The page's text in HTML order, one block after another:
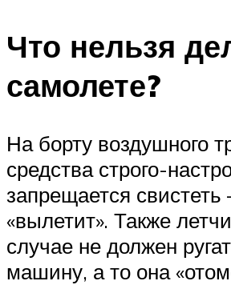
Что нельзя
самолете?
На борту воздушного
средства строго-
запрещается свистеть
«вылетит». Также
случае не должен
машину, а то она